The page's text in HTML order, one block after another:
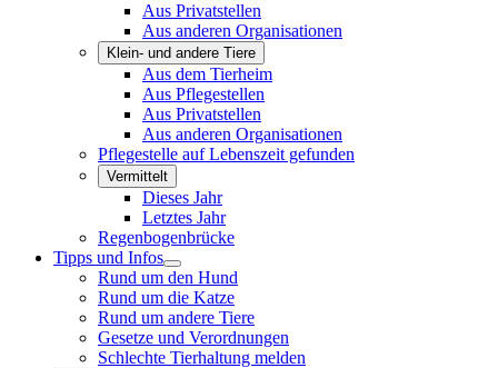
Aus Privatstellen
Aus anderen Organisationen
Klein- und andere Tiere
Aus dem Tierheim
Aus Pflegestellen
Aus Privatstellen
Aus anderen Organisationen
Pflegestelle auf Lebenszeit gefunden
Vermittelt
Dieses Jahr
Letztes Jahr
Regenbogenbrücke
Tipps und Infos
Rund um den Hund
Rund um die Katze
Rund um andere Tiere
Gesetze und Verordnungen
Schlechte Tierhaltung melden